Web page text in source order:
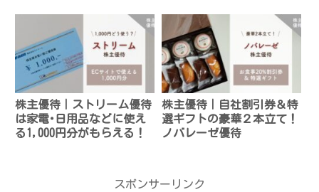
株主優待｜ストリーム優待
は家電･日用品などに使え
る1,000円分がもらえる！
株主優待｜自社割引券＆特
選ギフトの豪華２本立て！
ノバレーゼ優待
スポンサーリンク